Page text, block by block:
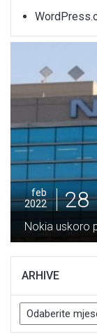
feb
2022
28
Nokia uskoro
ARHIVE
Arhive